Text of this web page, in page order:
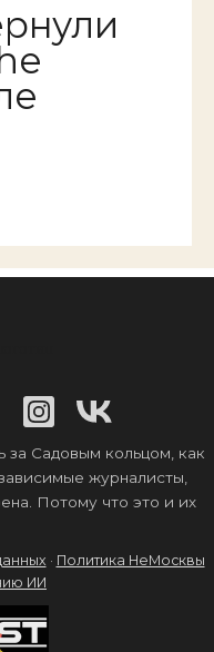
Садовым кольцом, как
журналисты,
Потому что это и их
· Политика НеМосквы
ИИ